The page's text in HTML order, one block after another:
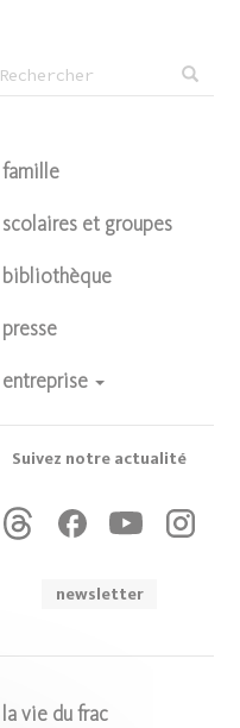
Formulaire
recherche
famille
scolaires et groupes
bibliothèque
presse
entreprise
Suivez notre actualité
newsletter
la vie du frac